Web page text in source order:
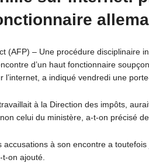
(AFP) – Une procédure disciplinaire
d’un haut fonctionnaire
l’internet, a indiqué vendredi une
à la Direction des impôts,
celui du ministère, a-t-on précisé
accusations à son encontre a toutefois
on ajouté.